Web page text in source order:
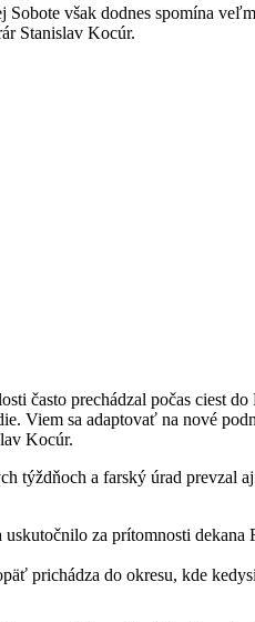
Sobote však dodnes spomína
Stanislav Kocúr.
často prechádzal počas ciest
Viem sa adaptovať na nové
Kocúr.
týždňoch a farský úrad prevzal
za prítomnosti
prichádza do okresu, kde